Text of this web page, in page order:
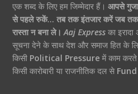
एक शब्द के लिए हम जिम्मेदार हैं। आपसे
से पहले रुकें… तब तक इंतजार करें जब तक
रास्ता न बना ले। Aaj Expressका
सूचना देने के साथ देश और समाज हित के
किसी Political Pressureमें काम करते
किसी कारोबारी या राजनीतिक दल से Fund